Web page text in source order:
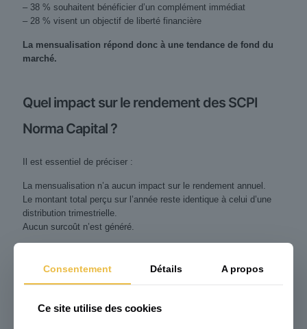
– 38 % souhaitent bénéficier d’un complément immédiat
– 28 % visent un objectif de liberté financière
La mensualisation répond donc à une tendance de fond du
marché.
Quel impact sur le rendement des SCPI
Norma Capital ?
Il est essentiel de préciser :
La mensualisation n’a aucun impact sur le rendement annuel.
Le montant total perçu sur l’année reste identique à celui d’une
distribution trimestrielle.
Aucun surcoût n’est généré.
versement.
Pour l’investisseur, celaaméliore la gestion de trésorerie sans
modifier la performance
intrinsèque du véhicule.
Consentement Détails A propos
Ce site utilise des cookies